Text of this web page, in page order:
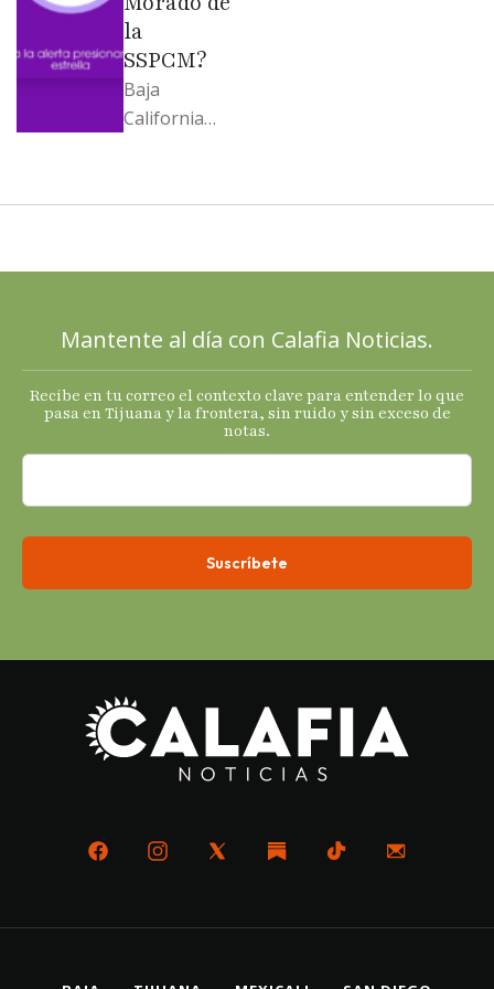
la
SSPCM?
Baja
California
2025 con
termómetro
s
económicos.
Mantente al día con Calafia Noticias.
Recibe en tu correo el contexto clave para entender lo que
pasa en Tijuana y la frontera, sin ruido y sin exceso de
notas.